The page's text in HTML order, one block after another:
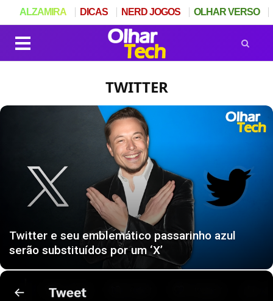
TWITTER
Twitter e seu emblemático passarinho azul
serão substituídos por um ‘X’
ALZAMIRA DICAS NERD JOGOS OLHAR VERSO